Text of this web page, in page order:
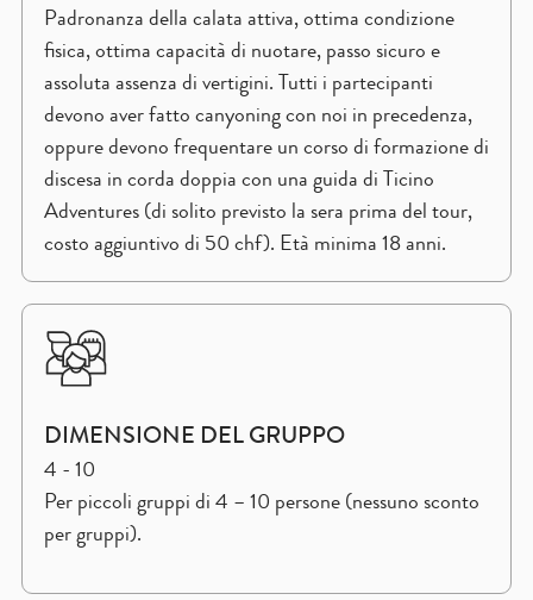
Padronanza della calata attiva, ottima condizione
fisica, ottima capacità di nuotare, passo sicuro e
assoluta assenza di vertigini. Tutti i partecipanti
devono aver fatto canyoning con noi in precedenza,
oppure devono frequentare un corso di formazione di
discesa in corda doppia con una guida di Ticino
Adventures (di solito previsto la sera prima del tour,
costo aggiuntivo di 50 chf). Età minima 18 anni.
DIMENSIONE DEL GRUPPO
4 - 10
Per piccoli gruppi di 4 – 10 persone (nessuno sconto
per gruppi).